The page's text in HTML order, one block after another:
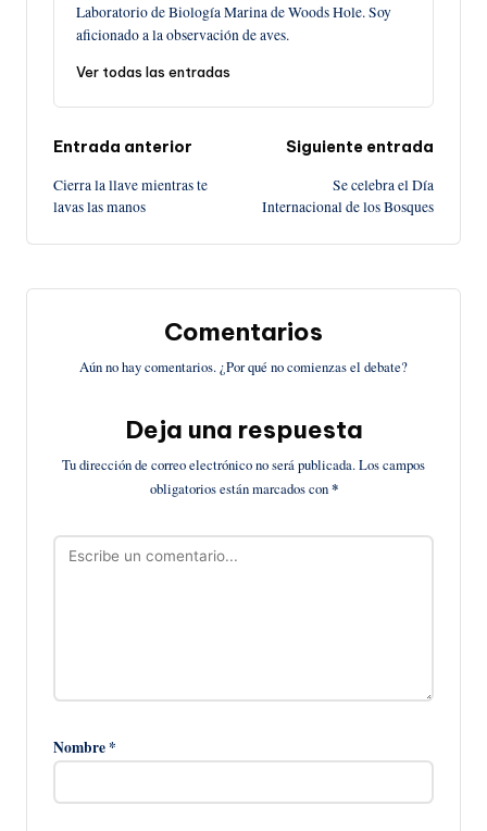
Laboratorio de Biología Marina de Woods Hole. Soy
aficionado a la observación de aves.
Ver todas las entradas
Navegación
de
entradas
Entrada anterior
Cierra la llave mientras te
lavas las manos
Siguiente entrada
Se celebra el Día
Internacional de los Bosques
Comentarios
Aún no hay comentarios. ¿Por qué no comienzas el debate?
Deja una respuesta
Tu dirección de correo electrónico no será publicada.Los campos
obligatorios están marcados con*
Nombre*